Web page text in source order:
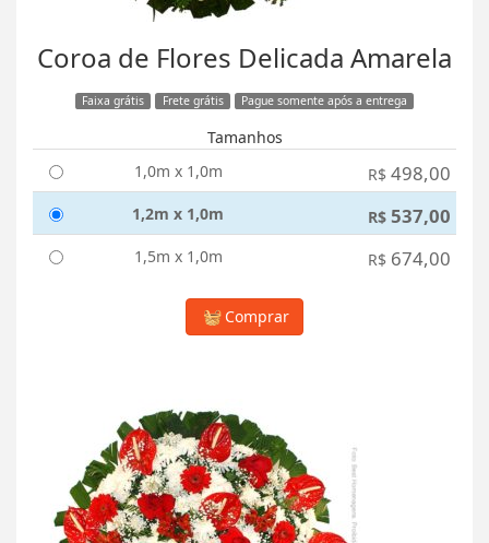
Coroa de Flores Delicada Amarela
Faixa grátis Frete grátis Pague somente após a entrega
Tamanhos
1,0m x 1,0m
R$ 498,00
1,2m x 1,0m R$ 537,00
1,5m x 1,0m R$ 674,00
Comprar